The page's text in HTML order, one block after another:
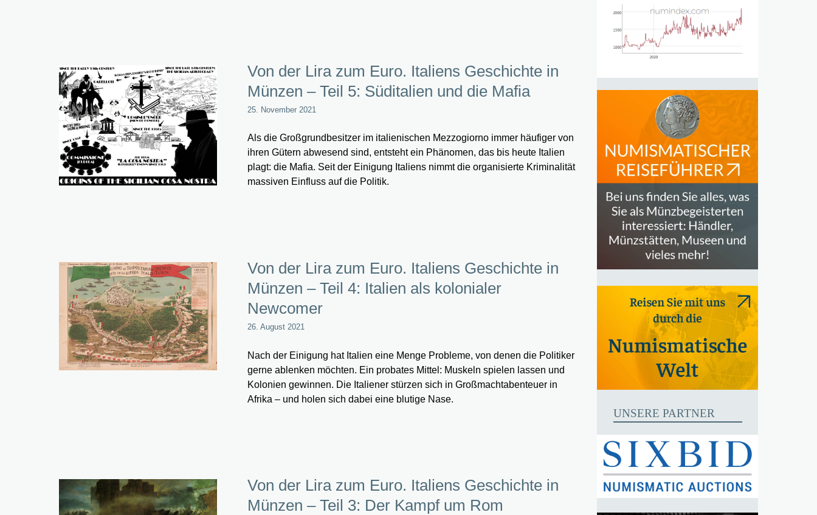
Von der Lira zum Euro. Italiens Geschichte in
Münzen – Teil 5: Süditalien und die Mafia
25. November 2021
Als die Großgrundbesitzer im italienischen Mezzogiorno immer häufiger von
ihren Gütern abwesend sind, entsteht ein Phänomen, das bis heute Italien
plagt: die Mafia. Seit der Einigung Italiens nimmt die organisierte Kriminalität
massiven Einfluss auf die Politik.
Von der Lira zum Euro. Italiens Geschichte in
Münzen – Teil 4: Italien als kolonialer
Newcomer
26. August 2021
Nach der Einigung hat Italien eine Menge Probleme, von denen die Politiker
gerne ablenken möchten. Ein probates Mittel: Muskeln spielen lassen und
Kolonien gewinnen. Die Italiener stürzen sich in Großmachtabenteuer in
Afrika – und holen sich dabei eine blutige Nase.
Von der Lira zum Euro. Italiens Geschichte in
Münzen – Teil 3: Der Kampf um Rom
UNSERE PARTNER